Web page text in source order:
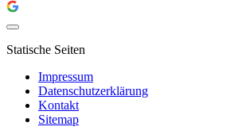
Statische Seiten
Impressum
Datenschutzerklärung
Kontakt
Sitemap